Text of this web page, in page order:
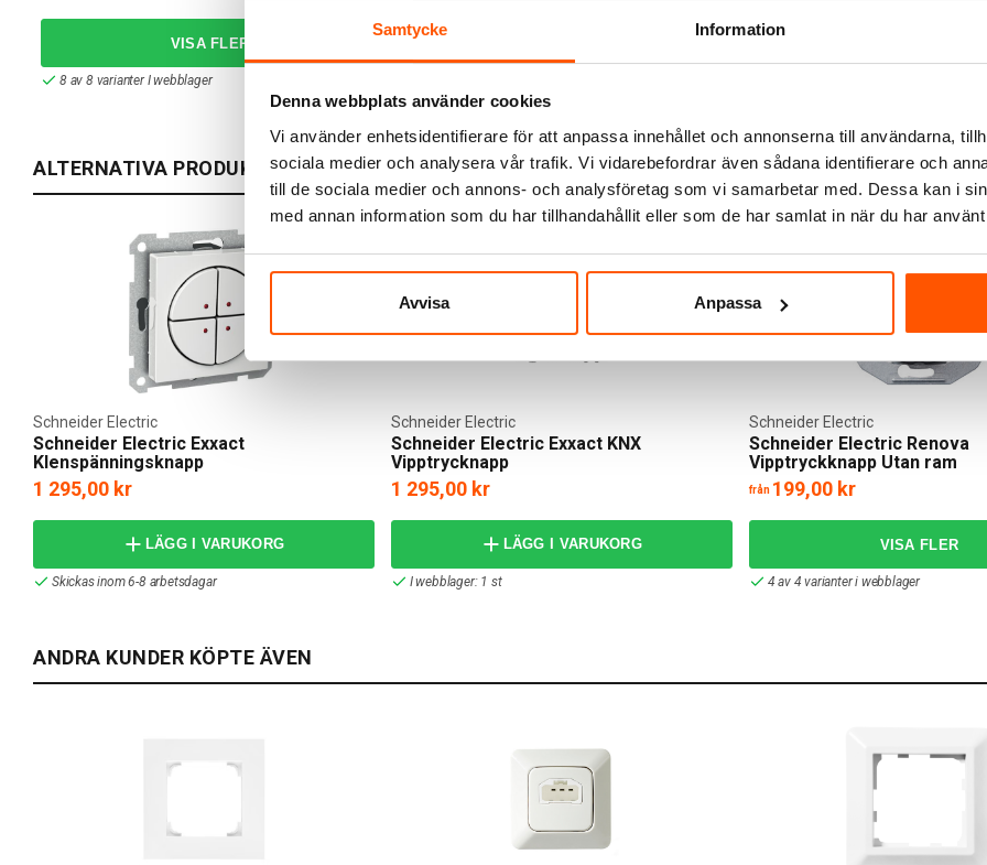
Samtycke Information
Denna webbplats använder cookies
Vi använder enhetsidentifierare för att anpassa innehållet och annonserna till användarna,
sociala medier och analysera vår trafik. Vi vidarebefordrar även sådana identifierare och
till de sociala medier och annons- och analysföretag som vi samarbetar med. Dessa kan i
med annan information som du har tillhandahållit eller som de har samlat in när du har
Avvisa Anpassa
8 av 8 varianter I webblager
ALTERNATIVA PRODUKTER
Schneider Electric Exxact
Klenspänningsknapp
Schneider Electric
1 295,00 kr
LÄGG I VARUKORG
Skickas inom 6-8 arbetsdagar
Schneider Electric Exxact KNX
Vipptrycknapp
Schneider Electric
1 295,00 kr
LÄGG I VARUKORG
I webblager: 1 st
Schneider Electric Renova
Vipptryckknapp Utan ram
Schneider Electric
från 199,00 kr
4 av 4 varianter i webblager
ANDRA KUNDER KÖPTE ÄVEN